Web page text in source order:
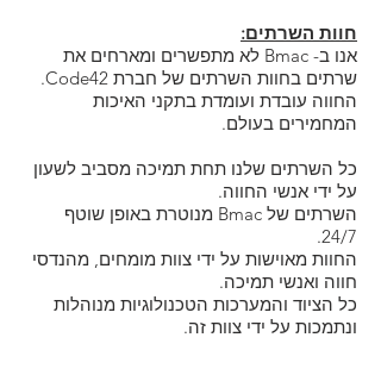
חוות השרתים:
אנו ב- Bmac לא מתפשרים ומארחים את
שרתים בחוות השרתים של חברת Code42.
החווה עובדת ועומדת בתקני האיכות
המחמירים בעולם.
כל השרתים שלנו תחת תמיכה מסביב לשעון
על ידי אנשי החווה.
השרתים של Bmac מנוטרת באופן שוטף
24/7.
החוות מאוישות על ידי צוות מומחים, מהנדסי
חווה ואנשי תמיכה.
כל הציוד והמערכות הטכנולוגיות מנוהלות
ונתמכות על ידי צוות זה.